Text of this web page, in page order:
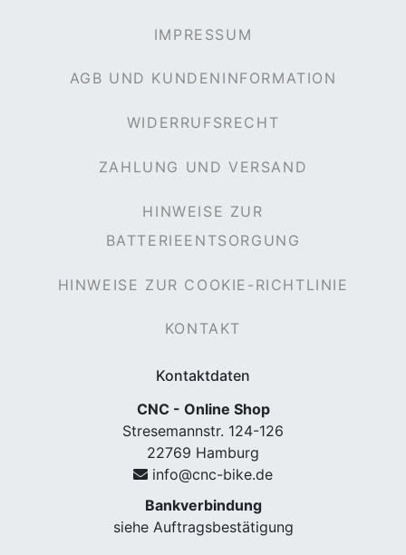
IMPRESSUM
AGB UND KUNDENINFORMATION
WIDERRUFSRECHT
ZAHLUNG UND VERSAND
HINWEISE ZUR
BATTERIEENTSORGUNG
HINWEISE ZUR COOKIE-RICHTLINIE
KONTAKT
Kontaktdaten
CNC - Online Shop
Stresemannstr. 124-126
22769 Hamburg
info@cnc-bike.de
Bankverbindung
siehe Auftragsbestätigung